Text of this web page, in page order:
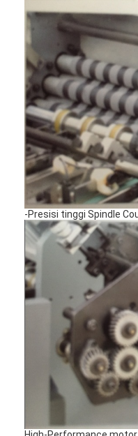
Rumah
Produk
-Presisi tinggi Spindle